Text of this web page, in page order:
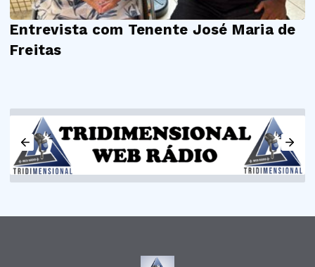
Entrevista com Tenente José Maria de
Freitas